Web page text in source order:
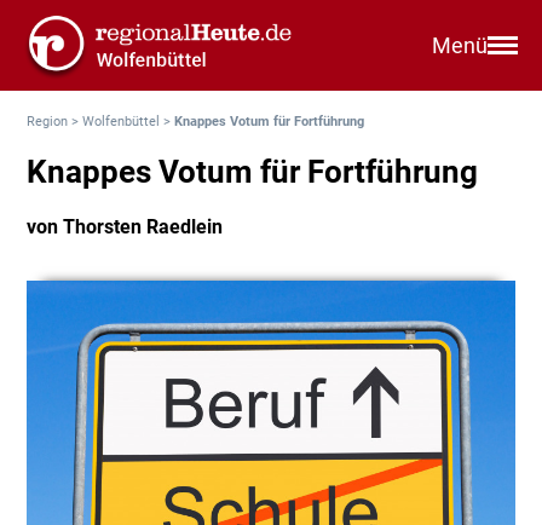
Menü
Region >Wolfenbüttel >Knappes Votum für Fortführung
Knappes Votum für Fortführung
von Thorsten Raedlein